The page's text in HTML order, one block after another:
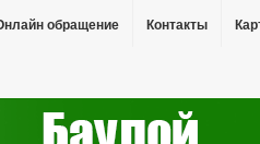
обращение Контакты